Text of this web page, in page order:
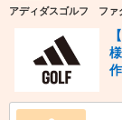
アディダスゴルフ ファ